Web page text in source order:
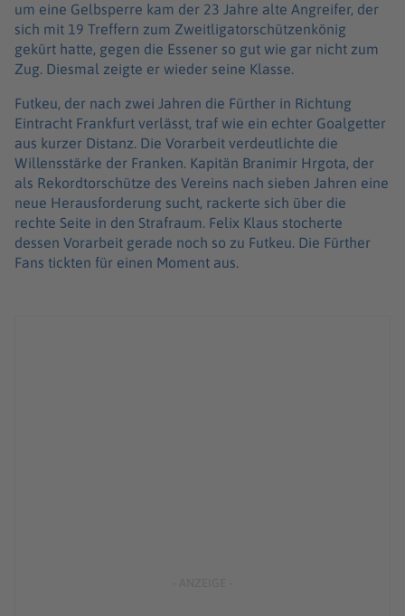
um eine Gelbsperre kam der 23 Jahre alte Angreifer, der
sich mit 19 Treffern zum Zweitligatorschützenkönig
gekürt hatte, gegen die Essener so gut wie gar nicht zum
Zug. Diesmal zeigte er wieder seine Klasse.
Futkeu, der nach zwei Jahren die Fürther in Richtung
Eintracht Frankfurt verlässt, traf wie ein echter Goalgetter
aus kurzer Distanz. Die Vorarbeit verdeutlichte die
Willensstärke der Franken. Kapitän Branimir Hrgota, der
als Rekordtorschütze des Vereins nach sieben Jahren eine
neue Herausforderung sucht, rackerte sich über die
rechte Seite in den Strafraum. Felix Klaus stocherte
dessen Vorarbeit gerade noch so zu Futkeu. Die Fürther
Fans tickten für einen Moment aus.